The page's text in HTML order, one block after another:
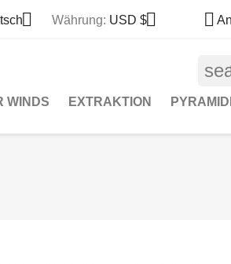
 Währung: USD $ 
WINDS EXTRAKTION